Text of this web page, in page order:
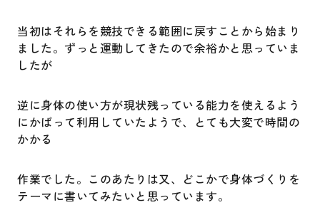
当初はそれらを競技できる範囲に戻すことから始まり
ました。ずっと運動してきたので余裕かと思っていま
したが
逆に身体の使い方が現状残っている能力を使えるよう
にかばって利用していたようで、とても大変で時間の
かかる
作業でした。このあたりは又、どこかで身体づくりを
テーマに書いてみたいと思っています。